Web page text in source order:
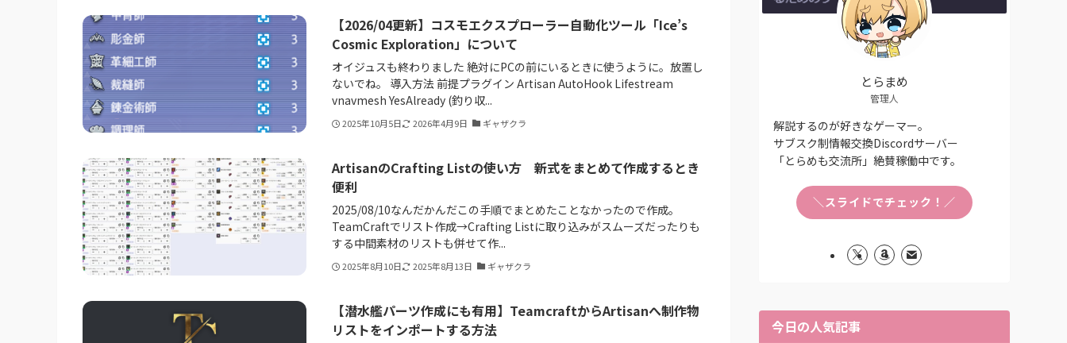
【2026/04更新】コスモエクスプローラー自動化ツール「Ice’s
Cosmic Exploration」について
オイジュスも終わりました 絶対にPCの前にいるときに使うように。放置し
ないでね。 導入方法 前提プラグイン Artisan AutoHook Lifestream
vnavmesh YesAlready (釣り収...
2025年10月5日 2026年4月9日 ギャザクラ
ArtisanのCrafting Listの使い方 新式をまとめて作成するとき
便利
2025/08/10なんだかんだこの手順でまとめたことなかったので作成。
TeamCraftでリスト作成→Crafting Listに取り込みがスムーズだったりも
する中間素材のリストも併せて作...
2025年8月10日 2025年8月13日 ギャザクラ
【潜水艦パーツ作成にも有用】TeamcraftからArtisanへ制作物
リストをインポートする方法
とらまめ
管理人
解説するのが好きなゲーマー。
サブスク制情報交換Discordサーバー
「とらめも交流所」絶賛稼働中です。
＼スライドでチェック！／
今日の人気記事